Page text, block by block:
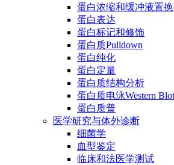
蛋白浓缩和缓冲液置换
蛋白表达
蛋白标记和修饰
蛋白质Pulldown
蛋白纯化
蛋白定量
蛋白质结构分析
蛋白质电泳Western
蛋白质普
医学研究与体外诊断
细菌学
血型鉴定
临床和法医学测试